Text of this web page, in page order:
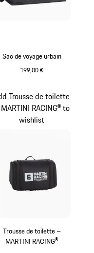
Sac de voyage urbain
199,00 €
Trousse de toilette –
MARTINI RACING®
Trousse de toilette
RACING® to
wishlist